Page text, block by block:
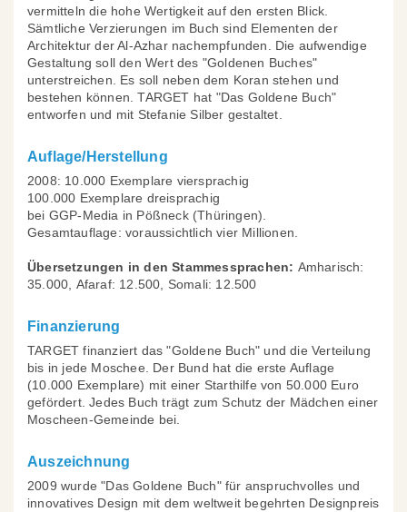
vermitteln die hohe Wertigkeit auf den ersten Blick.
Sämtliche Verzierungen im Buch sind Elementen der
Architektur der Al-Azhar nachempfunden. Die aufwendige
Gestaltung soll den Wert des "Goldenen Buches"
unterstreichen. Es soll neben dem Koran stehen und
bestehen können. TARGET hat "Das Goldene Buch"
entworfen und mit Stefanie Silber gestaltet.
Auflage/Herstellung
2008: 10.000 Exemplare viersprachig
100.000 Exemplare dreisprachig
bei GGP-Media in Pößneck (Thüringen).
Gesamtauflage: voraussichtlich vier Millionen.
Übersetzungen in den Stammessprachen: Amharisch:
35.000, Afaraf: 12.500, Somali: 12.500
Finanzierung
TARGET finanziert das "Goldene Buch" und die Verteilung
bis in jede Moschee. Der Bund hat die erste Auflage
(10.000 Exemplare) mit einer Starthilfe von 50.000 Euro
gefördert. Jedes Buch trägt zum Schutz der Mädchen einer
Moscheen-Gemeinde bei.
Auszeichnung
2009 wurde "Das Goldene Buch" für anspruchvolles und
innovatives Design mit dem weltweit begehrten Designpreis